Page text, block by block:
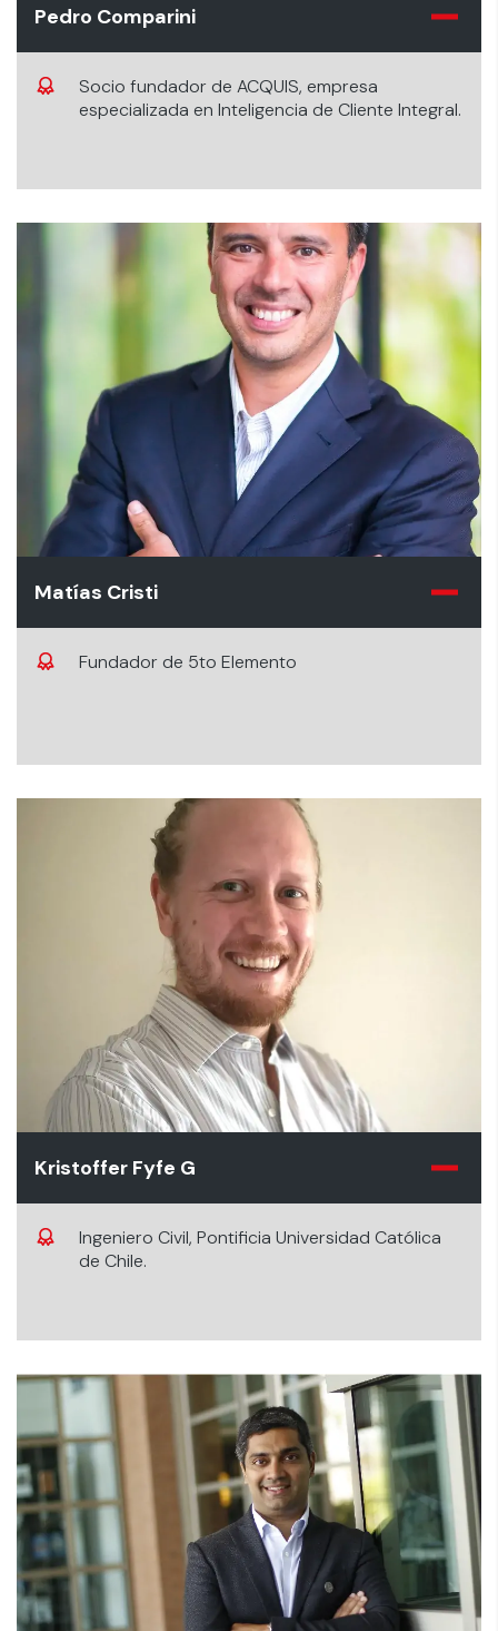
Pedro Comparini
Socio fundador de ACQUIS, empresa
especializada en Inteligencia de Cliente Integral.
Matías Cristi
Fundador de 5to Elemento
Kristoffer Fyfe G
Ingeniero Civil, Pontificia Universidad Católica
de Chile.